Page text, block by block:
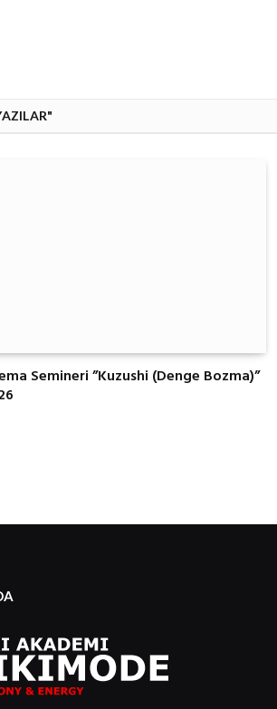
Semineri ”Kuzushi (Denge Bozma)”